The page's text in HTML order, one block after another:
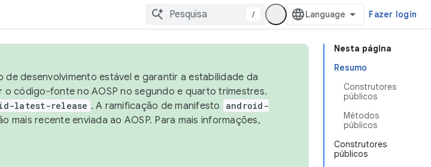
/ Fazer login
Nesta página
Resumo
Construtores
públicos
Métodos
públicos
Construtores
públicos
de desenvolvimento estável e garantir a estabilidade da
código-fonte no AOSP no segundo e quarto trimestres.
latest-release . A ramificação de manifesto
android-
mais recente enviada ao AOSP. Para mais informações,